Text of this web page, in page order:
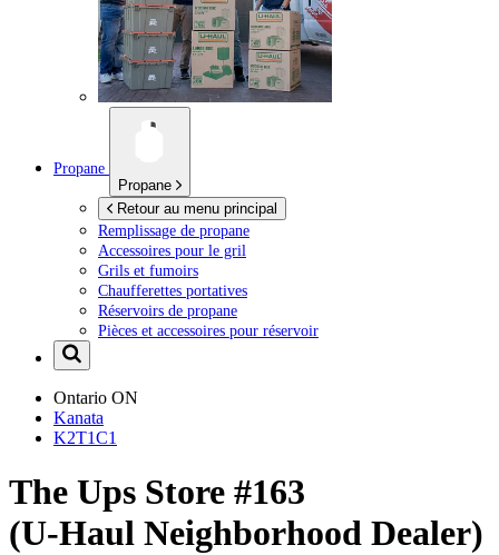
Propane
Propane
Retour au menu principal
Remplissage de propane
Accessoires pour le gril
Grils et fumoirs
Chaufferettes portatives
Réservoirs de propane
Pièces et accessoires pour réservoir
Ontario ON
Kanata
K2T1C1
The Ups Store #163
(U-Haul Neighborhood Dealer)